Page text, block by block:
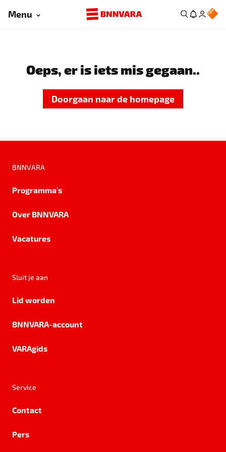
Menu
Oeps, er is iets mis gegaan..
Doorgaan naar de homepage
BNNVARA
Programma's
Over BNNVARA
Vacatures
Sluit je aan
Lid worden
BNNVARA-account
VARAgids
Service
Contact
Pers